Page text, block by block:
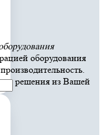
оборудования
решения из Вашей